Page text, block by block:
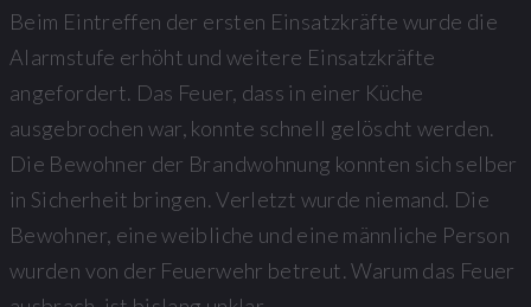
Beim Eintreffen der ersten Einsatzkräfte wurde die
Alarmstufe erhöht und weitere Einsatzkräfte
angefordert. Das Feuer, dass in einer Küche
ausgebrochen war, konnte schnell gelöscht werden.
Die Bewohner der Brandwohnung konnten sich selber
in Sicherheit bringen. Verletzt wurde niemand. Die
Bewohner, eine weibliche und eine männliche Person
wurden von der Feuerwehr betreut. Warum das Feuer